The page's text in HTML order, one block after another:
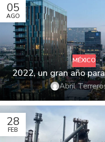
05
AGO
MÉXICO
2022, un gran año
Abril
28
FEB